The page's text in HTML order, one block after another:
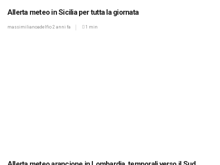
Allerta meteo in Sicilia per tutta la giornata
massimilianoadelfio 2 anni fa 1 min